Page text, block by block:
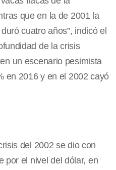
que en la de 2001 la
cuatro años”, indicó el
de la crisis
un escenario pesimista
en 2016 y en el 2002 cayó
del 2002 se dio con
por el nivel del dólar, en